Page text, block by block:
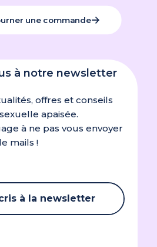
une commande
à notre newsletter
offres et conseils
apaisée.
à ne pas vous envoyer
mails !
à la newsletter